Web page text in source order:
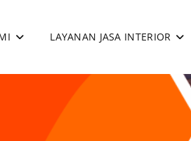
LAYANAN JASA INTERIOR